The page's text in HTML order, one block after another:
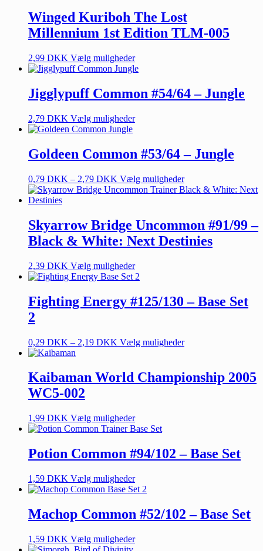
Winged Kuriboh The Lost
Millennium 1st Edition TLM-005
2,99 DKK Vælg muligheder
Jigglypuff Common #54/64 – Jungle
2,79 DKK Vælg muligheder
Goldeen Common #53/64 – Jungle
0,79 DKK – 2,79 DKK Vælg muligheder
Skyarrow Bridge Uncommon #91/99 –
Black & White: Next Destinies
2,39 DKK Vælg muligheder
Fighting Energy #125/130 – Base Set
2
0,29 DKK – 2,19 DKK Vælg muligheder
Kaibaman World Championship 2005
WC5-002
1,99 DKK Vælg muligheder
Potion Common #94/102 – Base Set
1,59 DKK Vælg muligheder
Machop Common #52/102 – Base Set
1,59 DKK Vælg muligheder